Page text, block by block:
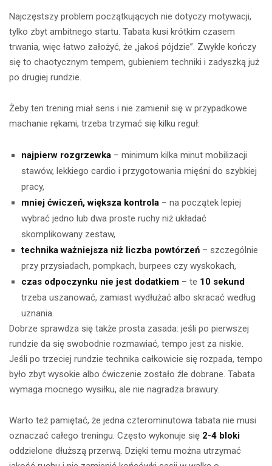
Najczęstszy problem początkujących nie dotyczy motywacji,
tylko zbyt ambitnego startu. Tabata kusi krótkim czasem
trwania, więc łatwo założyć, że „jakoś pójdzie”. Zwykle kończy
się to chaotycznym tempem, gubieniem techniki i zadyszką już
po drugiej rundzie.
Żeby ten trening miał sens i nie zamienił się w przypadkowe
machanie rękami, trzeba trzymać się kilku reguł:
najpierw rozgrzewka – minimum kilka minut mobilizacji
stawów, lekkiego cardio i przygotowania mięśni do szybkiej
pracy,
mniej ćwiczeń, większa kontrola – na początek lepiej
wybrać jedno lub dwa proste ruchy niż układać
skomplikowany zestaw,
technika ważniejsza niż liczba powtórzeń – szczególnie
przy przysiadach, pompkach, burpees czy wyskokach,
czas odpoczynku nie jest dodatkiem – te 10 sekund
trzeba uszanować, zamiast wydłużać albo skracać według
uznania.
Dobrze sprawdza się także prosta zasada: jeśli po pierwszej
rundzie da się swobodnie rozmawiać, tempo jest za niskie.
Jeśli po trzeciej rundzie technika całkowicie się rozpada, tempo
było zbyt wysokie albo ćwiczenie zostało źle dobrane. Tabata
wymaga mocnego wysiłku, ale nie nagradza brawury.
Warto też pamiętać, że jedna czterominutowa tabata nie musi
oznaczać całego treningu. Często wykonuje się 2-4 bloki
oddzielone dłuższą przerwą. Dzięki temu można utrzymać